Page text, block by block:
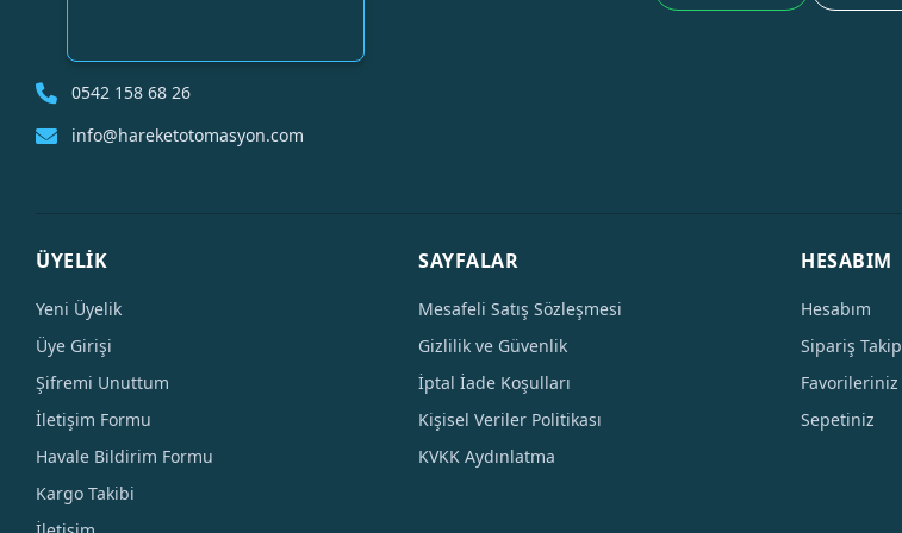
0542 158 68 26
info@hareketotomasyon.com
ÜYELİK
Yeni Üyelik
Üye Girişi
Şifremi Unuttum
İletişim Formu
Havale Bildirim Formu
Kargo Takibi
SAYFALAR
Mesafeli Satış Sözleşmesi
Gizlilik ve Güvenlik
İptal İade Koşulları
Kişisel Veriler Politikası
KVKK Aydınlatma
HESABIM
Hesabım
Sipariş Takip
Favorileriniz
Sepetiniz